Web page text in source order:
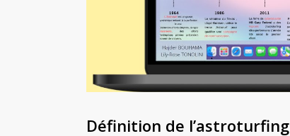
Définition de l’astroturfing